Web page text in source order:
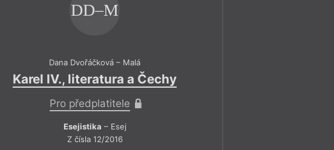
DD–M
Dana Dvořáčková – Malá
Karel IV., literatura a Čechy
Pro předplatitele
Esejistika – Esej
Z čísla 12/2016